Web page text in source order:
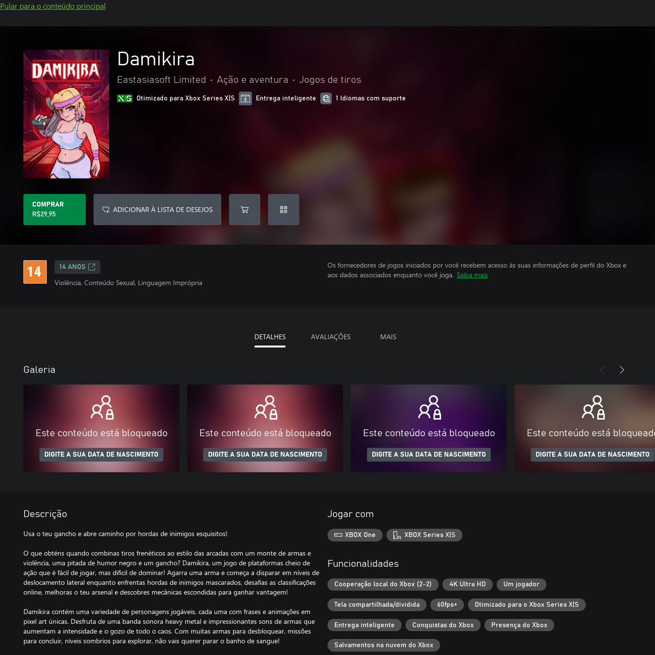
Pular para o conteúdo principal
Damikira
Eastasiasoft Limited • Ação e aventura • Jogos de tiros
Otimizado para Xbox Series X|S Entrega inteligente 1 Idiomas com suporte
COMPRAR
R$29,95
ADICIONAR À LISTA DE DESEJOS
14 ANOS
Violência, Conteúdo Sexual, Linguagem Imprópria
Os fornecedores de jogos iniciados por você recebem acesso às suas informações de perfil do Xbox e
aos dados associados enquanto você joga. Saiba mais
DETALHES AVALIAÇÕES MAIS
Galeria
Este conteúdo está bloqueado
DIGITE A SUA DATA DE NASCIMENTO
Este conteúdo está bloqueado
DIGITE A SUA DATA DE NASCIMENTO
Este conteúdo está bloqueado
DIGITE A SUA DATA DE NASCIMENTO
Este conteúdo está
DIGITE A SUA DATA DE NASCIMENTO
Descrição
Usa o teu gancho e abre caminho por hordas de inimigos esquisitos!
O que obténs quando combinas tiros frenéticos ao estilo das arcadas com um monte de armas e
violência, uma pitada de humor negro e um gancho? Damikira, um jogo de plataformas cheio de
ação que é fácil de jogar, mas difícil de dominar! Agarra uma arma e começa a disparar em níveis de
deslocamento lateral enquanto enfrentas hordas de inimigos mascarados, desafias as classificações
online, melhoras o teu arsenal e descobres mecânicas escondidas para ganhar vantagem!
Damikira contém uma variedade de personagens jogáveis, cada uma com frases e animações em
pixel art únicas. Desfruta de uma banda sonora heavy metal e impressionantes sons de armas que
aumentam a intensidade e o gozo de todo o caos. Com muitas armas para desbloquear, missões
para concluir, níveis sombrios para explorar, não vais querer parar o banho de sangue!
Jogar com
XBOX One XBOX Series X|S
Funcionalidades
Cooperação local do Xbox (2-2) 4K Ultra HD Um jogador
Tela compartilhada/dividida 60fps+ Otimizado para o Xbox Series X|S
Entrega inteligente Conquistas do Xbox Presença do Xbox
Salvamentos na nuvem do Xbox